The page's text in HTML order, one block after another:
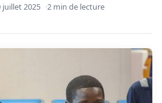
juillet 2025 2 min de lecture